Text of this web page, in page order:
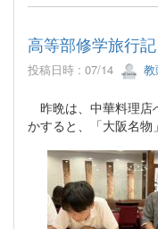
高等部修学旅行記
投稿日時 : 07/14
昨晩は、中華料理店
かすると、「大阪名物